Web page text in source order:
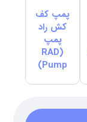
پمپ کف
کش راد
پمپ
(RAD
Pump)